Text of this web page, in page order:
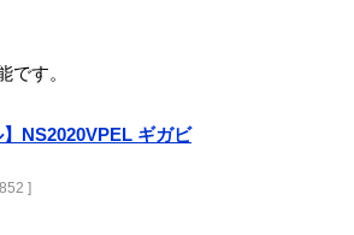
です。
NS2020VPEL ギガビ
]